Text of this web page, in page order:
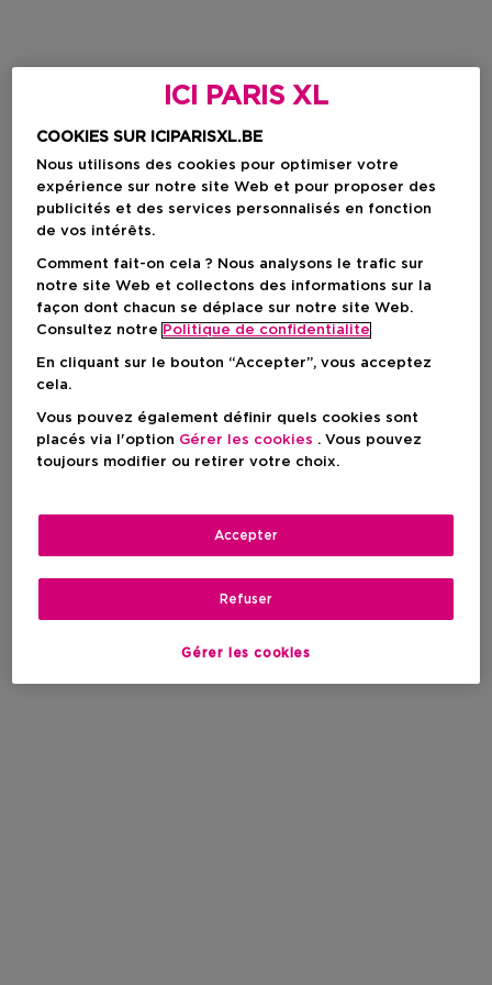
ICI PARIS XL
COOKIES SUR ICIPARISXL.BE
Nous utilisons des cookies pour optimiser votre
expérience sur notre site Web et pour proposer des
publicités et des services personnalisés en fonction
de vos intérêts.
Comment fait-on cela ? Nous analysons le trafic sur
notre site Web et collectons des informations sur la
façon dont chacun se déplace sur notre site Web.
Consultez notre Politique de confidentialite
En cliquant sur le bouton “Accepter”, vous acceptez
cela.
Vous pouvez également définir quels cookies sont
placés via l'option Gérer les cookies . Vous pouvez
toujours modifier ou retirer votre choix.
Gérer les cookies
Refuser
Accepter